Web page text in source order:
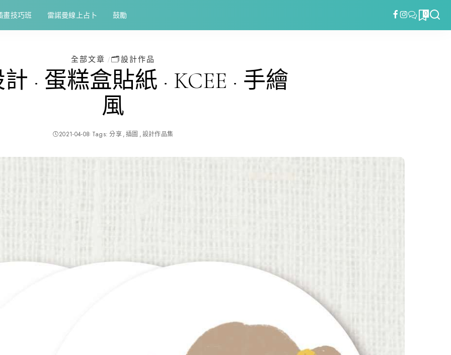
畫技巧班 雷諾曼線上占卜 鼓勵 0
全部文章 🗂️設計作品
· 蛋糕盒貼紙 · KCEE · 手繪
風
2021-04-08 Tags: 分享 插圖 設計作品集